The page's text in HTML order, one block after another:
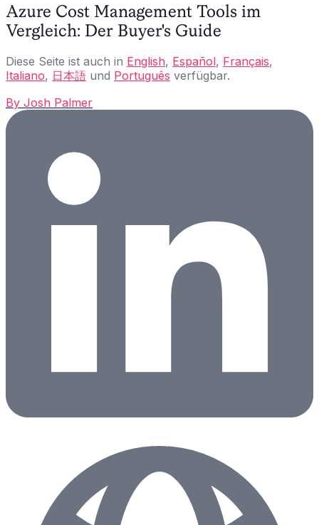
Azure Cost Management Tools im
Vergleich: Der Buyer's Guide
Diese Seite ist auch in English, Español, Français,
Italiano, 日本語 und Português verfügbar.
By Josh Palmer